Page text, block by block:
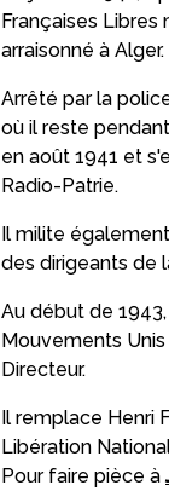
Françaises
arraisonné à Alger.
Arrêté par la
où il reste
en août 1941 et
Radio-Patrie.
Il milite
des dirigeants de
Au début de
Mouvements
Directeur.
Il remplace Henri
Libération
Pour faire pièce à